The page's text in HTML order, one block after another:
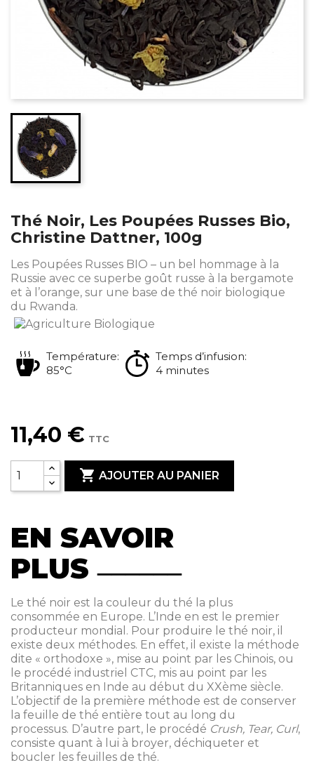
Thé Noir, Les Poupées Russes Bio,
Christine Dattner, 100g
Les Poupées Russes BIO – un bel hommage à la
Russie avec ce superbe goût russe à la bergamote
et à l’orange, sur une base de thé noir biologique
du Rwanda.
Température:
85°C
Temps d’infusion:
4 minutes
11,40 € TTC
 AJOUTER AU PANIER
EN SAVOIR
PLUS
Le thé noir est la couleur du thé la plus
consommée en Europe. L’Inde en est le premier
producteur mondial. Pour produire le thé noir, il
existe deux méthodes. En effet, il existe la méthode
dite « orthodoxe », mise au point par les Chinois, ou
le procédé industriel CTC, mis au point par les
Britanniques en Inde au début du XXème siècle.
L’objectif de la première méthode est de conserver
la feuille de thé entière tout au long du
processus. D’autre part, le procédé Crush, Tear, Curl,
consiste quant à lui à broyer, déchiqueter et
boucler les feuilles de thé.